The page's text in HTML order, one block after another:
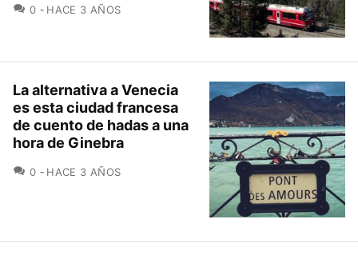
0 COMENTARIOS
HACE 3 AÑOS
La alternativa a Venecia
es esta ciudad francesa
de cuento de hadas a una
hora de Ginebra
0 COMENTARIOS
HACE 3 AÑOS